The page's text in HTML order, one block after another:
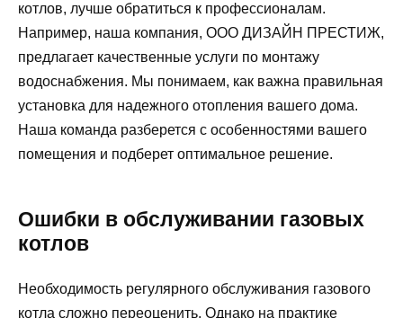
котлов, лучше обратиться к профессионалам.
Например, наша компания, ООО ДИЗАЙН ПРЕСТИЖ,
предлагает качественные услуги по монтажу
водоснабжения. Мы понимаем, как важна правильная
установка для надежного отопления вашего дома.
Наша команда разберется с особенностями вашего
помещения и подберет оптимальное решение.
Ошибки в обслуживании газовых
котлов
Необходимость регулярного обслуживания газового
котла сложно переоценить. Однако на практике